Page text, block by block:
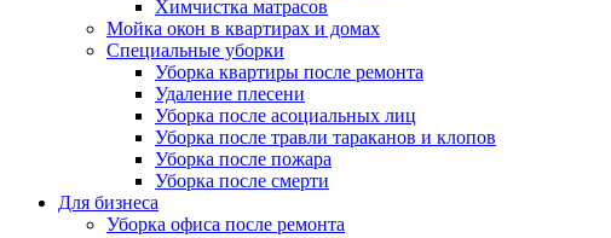
Химчистка матрасов
Мойка окон в квартирах и домах
Специальные уборки
Уборка квартиры после ремонта
Удаление плесени
Уборка после асоциальных лиц
Уборка после травли тараканов и клопов
Уборка после пожара
Уборка после смерти
Для бизнеса
Уборка офиса после ремонта